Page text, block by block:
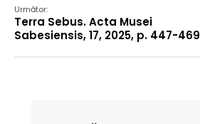
Următor:
Terra Sebus. Acta Musei
Sabesiensis, 17, 2025, p. 447-469